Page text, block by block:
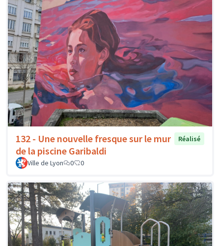
132 - Une nouvelle fresque sur le mur
de la piscine Garibaldi
Réalisé
Ville de Lyon 0 0